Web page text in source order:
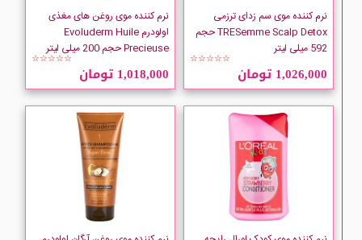
Petal Fresh
Pharmaceris
QV
Schon
Schwarzkopf
نرم کننده موی سم زدای ترزمی
TRESemme Scalp Detox حجم
592 میلی لیتر
☆☆☆☆☆
1,026,000 تومان
نرم کننده موی روغن های مغذی
اولودرم Evoluderm Huile
Precieuse حجم 200 میلی لیتر
☆☆☆☆☆
1,018,000 تومان